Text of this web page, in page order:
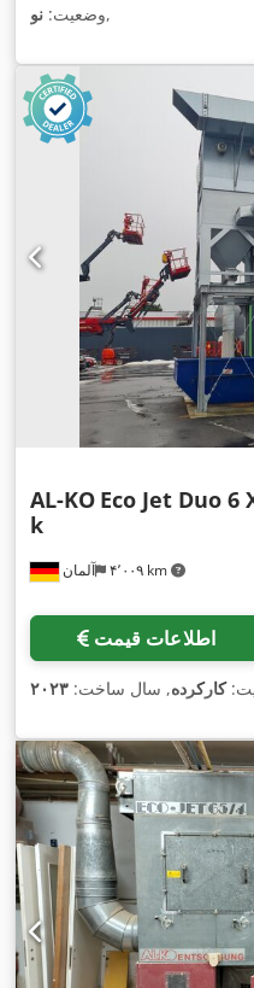
وضعیت: نو ,
آلمان ۴٬۰۰۹ km
AL-KO Eco Jet Duo 6
k
اطلاعات قیمت
کارکرده, سال ساخت: ۲۰۲۳